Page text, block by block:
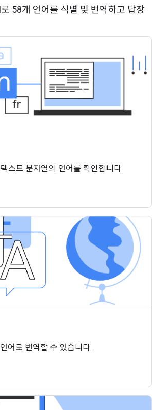
58개 언어를 식별 및 번역하고 답장
스트 문자열의 언어를 확인합니다.
어로 번역할 수 있습니다.